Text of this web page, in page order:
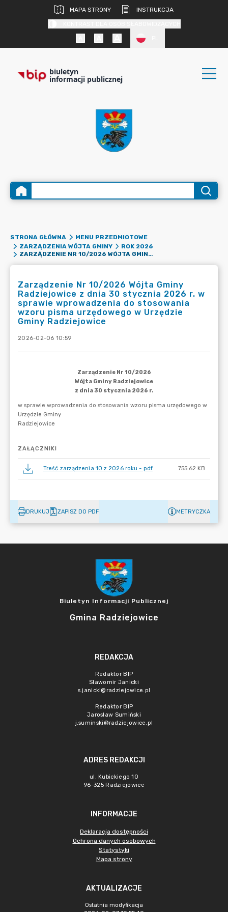
MAPA STRONY
INSTRUKCJA
biuletyn
informacji publicznej
STRONA GŁÓWNA
MENU PRZEDMIOTOWE
ZARZĄDZENIA WÓJTA GMINY
ROK 2026
ZARZĄDZENIE NR 10/2026 WÓJTA GMINY RADZIEJOWICE Z DNIA 30 STYCZNIA 2026 R. W SPRAWIE WPROWADZENIA DO STOSOWANIA WZORU PISMA URZĘDOWEGO W URZĘDZIE GMINY RADZIEJOWICE
Zarządzenie Nr 10/2026 Wójta Gminy
Radziejowice z dnia 30 stycznia 2026 r. w
sprawie wprowadzenia do stosowania
wzoru pisma urzędowego w Urzędzie
Gminy Radziejowice
2026-02-06 10:59
ZAŁĄCZNIKI
Treść zarządzenia 10 z 2026 roku - pdf 755.62 KB
DRUKUJ ZAPISZ DO PDF METRYCZKA
Biuletyn Informacji Publicznej
Gmina Radziejowice
REDAKCJA
Redaktor BIP
Sławomir Janicki
s.janicki@radziejowice.pl
Redaktor BIP
Jarosław Sumiński
j.suminski@radziejowice.pl
ADRES REDAKCJI
ul. Kubickiego 10
96-325 Radziejowice
INFORMACJE
Deklaracja dostępności
Ochrona danych osobowych
Statystyki
Mapa strony
AKTUALIZACJE
Ostatnia modyfikacja